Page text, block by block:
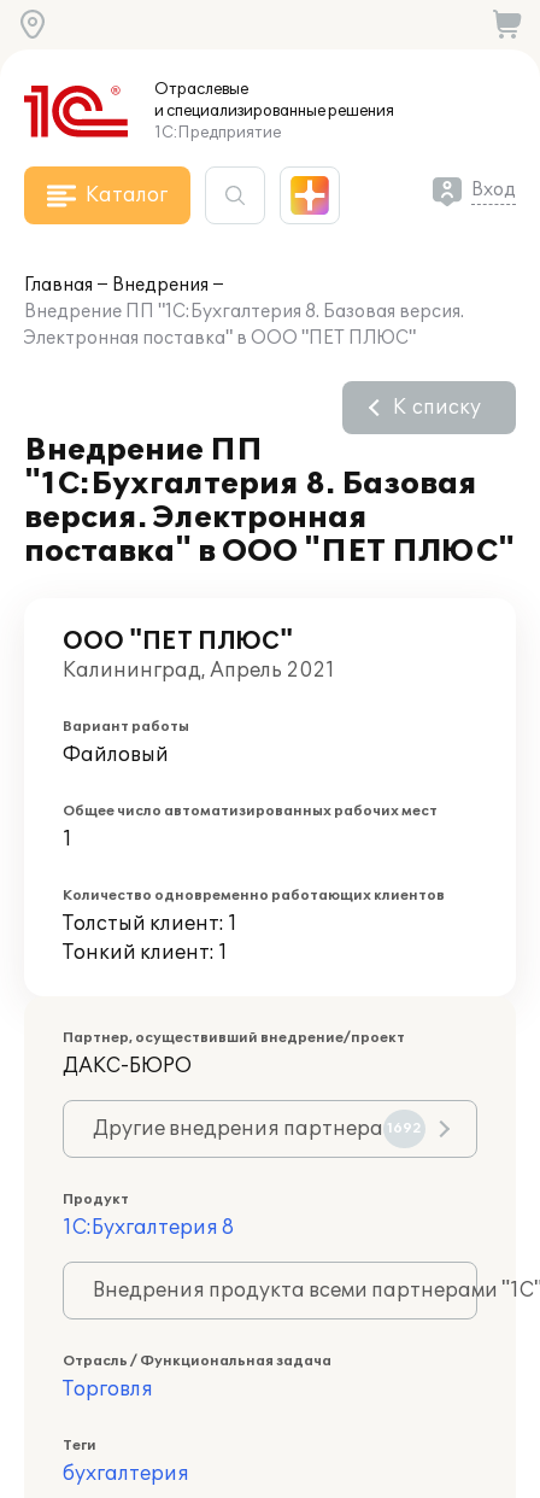
Отраслевые
и специализированныерешения
1С:Предприятие
Каталог Вход
Главная
Внедрения
Внедрение ПП "1С:Бухгалтерия 8. Базовая версия.
Электронная поставка" в ООО "ПЕТ ПЛЮС"
Внедрение ПП
"1С:Бухгалтерия 8. Базовая
версия. Электронная
поставка" в ООО "ПЕТ ПЛЮС"
К списку
ООО "ПЕТ ПЛЮС"
Калининград, Апрель 2021
Вариант работы
Файловый
Общее число автоматизированных рабочих мест
1
Количество одновременно работающих клиентов
Толстый клиент: 1
Тонкий клиент: 1
Партнер, осуществивший внедрение/проект
ДАКС-БЮРО
Другие внедрения партнера 1692
Продукт
1С:Бухгалтерия 8
Внедрения продукта всеми партнерами
Отрасль / Функциональная задача
Торговля
Теги
бухгалтерия